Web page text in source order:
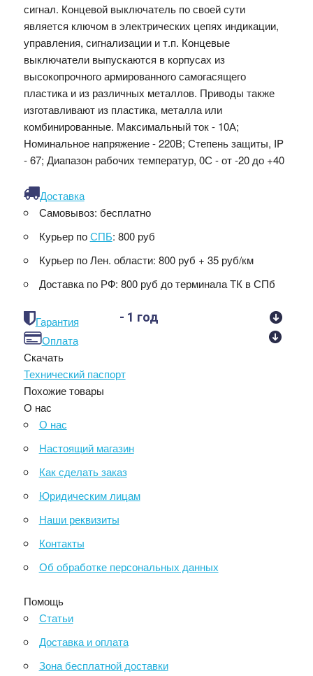
сигнал. Концевой выключатель по своей сути
является ключом в электрических цепях индикации,
управления, сигнализации и т.п. Концевые
выключатели выпускаются в корпусах из
высокопрочного армированного самогасящего
пластика и из различных металлов. Приводы также
изготавливают из пластика, металла или
комбинированные. Максимальный ток - 10А;
Номинальное напряжение - 220В; Степень защиты, IP
- 67; Диапазон рабочих температур, 0С - от -20 до +40
Доставка
Самовывоз: бесплатно
Курьер поСПБ: 800 руб
Курьер по Лен. области: 800 руб + 35 руб/км
Доставка по РФ: 800 руб до терминала ТК в СПб
Гарантия
- 1 год
Оплата
Скачать
Технический паспорт
Похожие товары
О нас
О нас
Настоящий магазин
Как сделать заказ
Юридическим лицам
Наши реквизиты
Контакты
Об обработке персональных данных
Помощь
Статьи
Доставка и оплата
Зона бесплатной доставки